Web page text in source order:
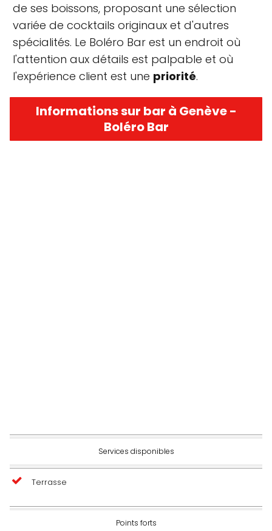
de ses boissons, proposant une sélection
variée de cocktails originaux et d'autres
spécialités. Le Boléro Bar est un endroit où
l'attention aux détails est palpable et où
l'expérience client est une priorité.
Informations sur bar à Genève -
Boléro Bar
Services disponibles
Terrasse
Points forts